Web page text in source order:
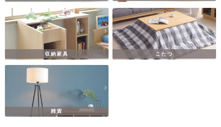
収納家具 こたつ
雑貨